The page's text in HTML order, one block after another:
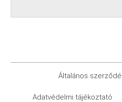
Általános
Adatvédelmi tájékoztató